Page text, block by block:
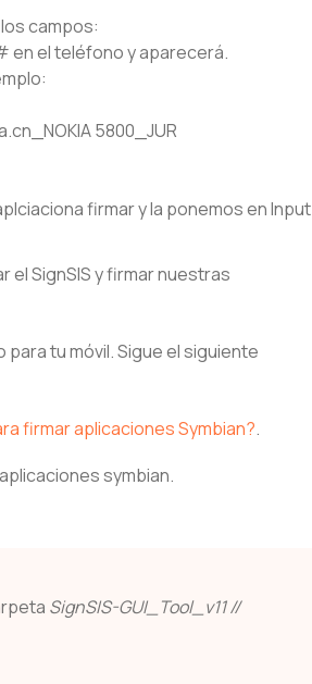
campos:
en el teléfono y aparecerá.
5800_JUR
firmar y la ponemos en Input
el SignSIS y firmar nuestras
tu móvil. Sigue el siguiente
firmar aplicaciones Symbian?.
symbian.
SignSIS-GUI_Tool_v11 //